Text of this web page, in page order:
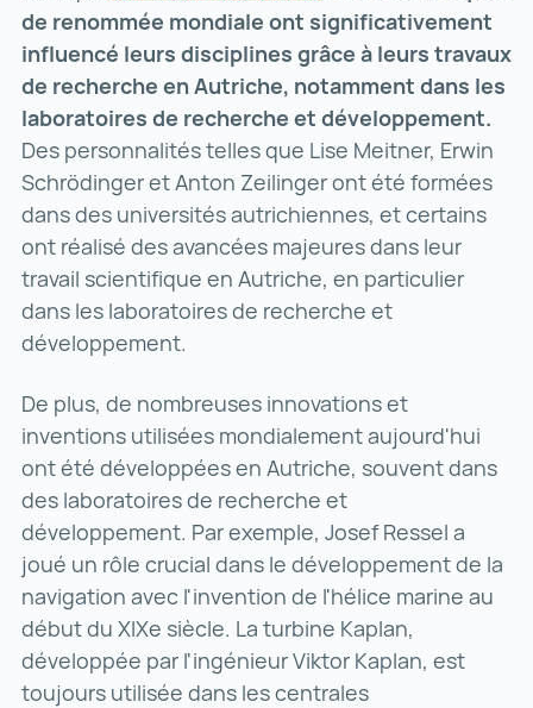
de renommée mondiale ont significativement
influencé leurs disciplines grâce à leurs travaux
de recherche en Autriche, notamment dans les
laboratoires de recherche et développement.
Des personnalités telles que Lise Meitner, Erwin
Schrödinger et Anton Zeilinger ont été formées
dans des universités autrichiennes, et certains
ont réalisé des avancées majeures dans leur
travail scientifique en Autriche, en particulier
dans les laboratoires de recherche et
développement.
De plus, de nombreuses innovations et
inventions utilisées mondialement aujourd'hui
ont été développées en Autriche, souvent dans
des laboratoires de recherche et
développement. Par exemple, Josef Ressel a
joué un rôle crucial dans le développement de la
navigation avec l'invention de l'hélice marine au
début du XIXe siècle. La turbine Kaplan,
développée par l'ingénieur Viktor Kaplan, est
toujours utilisée dans les centrales